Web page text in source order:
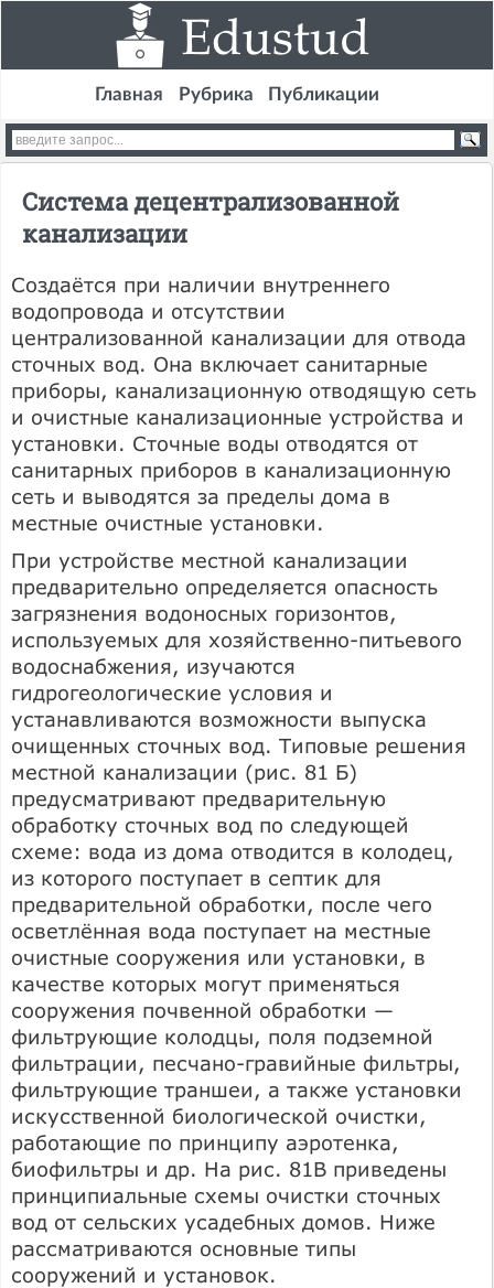
Главная Рубрика Публикации
Система децентрализованной
канализации
Создаётся при наличии внутреннего
водопровода и отсутствии
централизованной канализации для отвода
сточных вод. Она включает санитарные
приборы, канализационную отводящую сеть
и очистные канализационные устройства и
установки. Сточные воды отводятся от
санитарных приборов в канализационную
сеть и выводятся за пределы дома в
местные очистные установки.
При устройстве местной канализации
предварительно определяется опасность
загрязнения водоносных горизонтов,
используемых для хозяйственно-питьевого
водоснабжения, изучаются
гидрогеологические условия и
устанавливаются возможности выпуска
очищенных сточных вод. Типовые решения
местной канализации (рис. 81 Б)
предусматривают предварительную
обработку сточных вод по следующей
схеме: вода из дома отводится в колодец,
из которого поступает в септик для
предварительной обработки, после чего
осветлённая вода поступает на местные
очистные сооружения или установки, в
качестве которых могут применяться
сооружения почвенной обработки —
фильтрующие колодцы, поля подземной
фильтрации, песчано-гравийные фильтры,
фильтрующие траншеи, а также установки
искусственной биологической очистки,
работающие по принципу аэротенка,
биофильтры и др. На рис. 81В приведены
принципиальные схемы очистки сточных
вод от сельских усадебных домов. Ниже
рассматриваются основные типы
сооружений и установок.